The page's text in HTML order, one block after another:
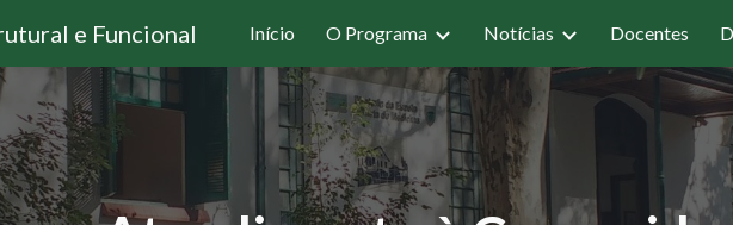
Skip to main content Skip to navigation
e Funcional Início O Programa Notícias Docentes